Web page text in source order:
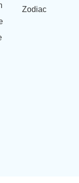
Zodiac